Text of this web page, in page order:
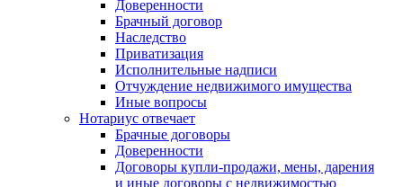
Доверенности
Брачный договор
Наследство
Приватизация
Исполнительные надписи
Отчуждение недвижимого имущества
Иные вопросы
Нотариус отвечает
Брачные договоры
Доверенности
Договоры купли-продажи, мены, дарения
и иные договоры с недвижимостью